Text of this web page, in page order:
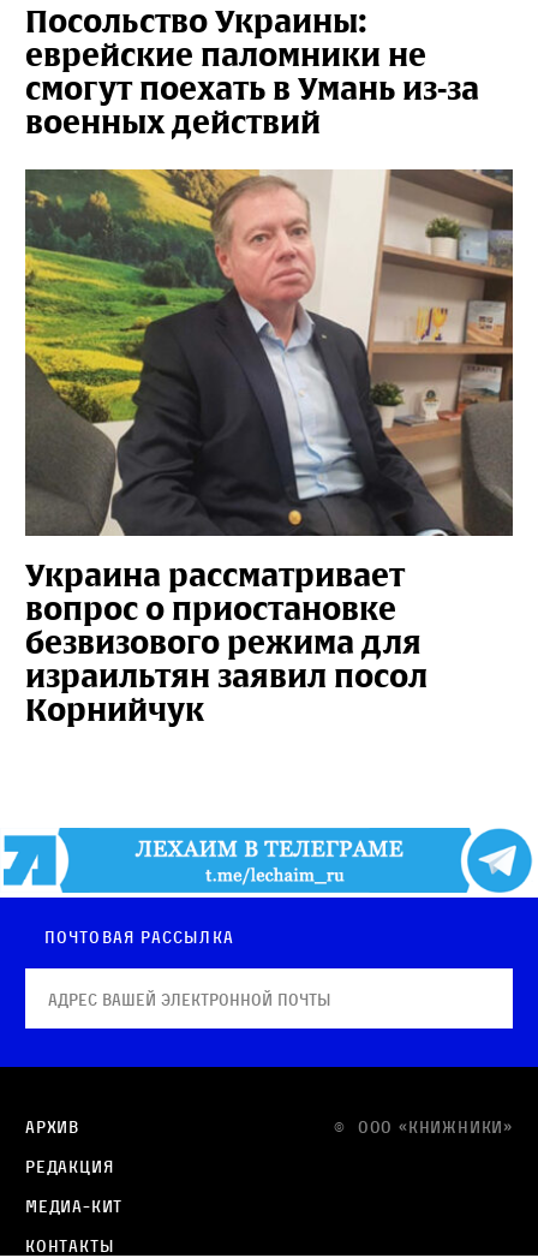
Посольство Украины:
еврейские паломники не
смогут поехать в Умань из-за
военных действий
Украина рассматривает
вопрос о приостановке
безвизового режима для
израильтян заявил посол
Корнийчук
Почтовая рассылка
© OOO «КНИЖНИКИ»
Архив
Редакция
Медиа-кит
Контакты